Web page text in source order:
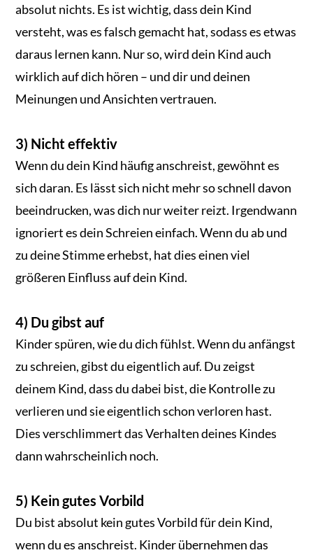
absolut nichts. Es ist wichtig, dass dein Kind
versteht, was es falsch gemacht hat, sodass es etwas
daraus lernen kann. Nur so, wird dein Kind auch
wirklich auf dich hören – und dir und deinen
Meinungen und Ansichten vertrauen.
3) Nicht effektiv
Wenn du dein Kind häufig anschreist, gewöhnt es
sich daran. Es lässt sich nicht mehr so schnell davon
beeindrucken, was dich nur weiter reizt. Irgendwann
ignoriert es dein Schreien einfach. Wenn du ab und
zu deine Stimme erhebst, hat dies einen viel
größeren Einfluss auf dein Kind.
4) Du gibst auf
Kinder spüren, wie du dich fühlst. Wenn du anfängst
zu schreien, gibst du eigentlich auf. Du zeigst
deinem Kind, dass du dabei bist, die Kontrolle zu
verlieren und sie eigentlich schon verloren hast.
Dies verschlimmert das Verhalten deines Kindes
dann wahrscheinlich noch.
5) Kein gutes Vorbild
Du bist absolut kein gutes Vorbild für dein Kind,
wenn du es anschreist. Kinder übernehmen das